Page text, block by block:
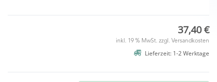
37,40 €
inkl. 19 % MwSt. zzgl. Versandkosten
Lieferzeit: 1-2 Werktage